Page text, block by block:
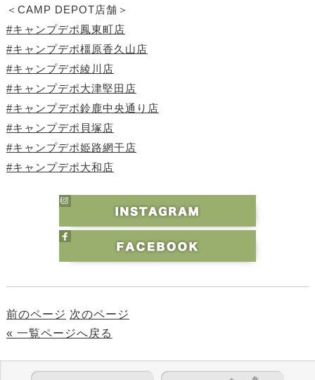
＜CAMP DEPOT店舗＞
#キャンプデポ鳳東町店
#キャンプデポ橿原香久山店
#キャンプデポ綾川店
#キャンプデポ大津堅田店
#キャンプデポ鈴鹿中央通り店
#キャンプデポ貝塚店
#キャンプデポ姫路網干店
#キャンプデポ大和店
前のページ 次のページ
« 一覧ページへ戻る